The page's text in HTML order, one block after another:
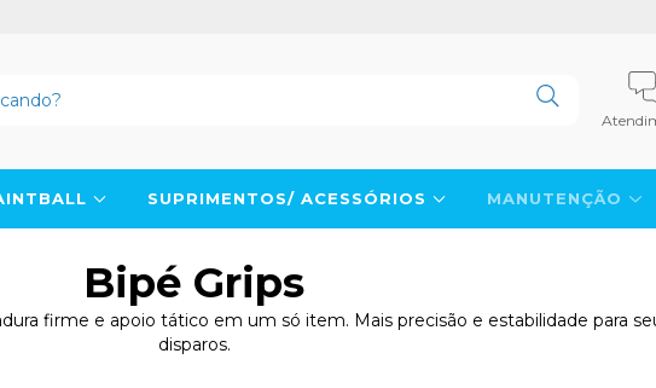
SUPRIMENTOS/ ACESSÓRIOS MANUTENÇÃO
Bipé Grips
firme e apoio tático em um só item. Mais precisão e estabilidade para
disparos.